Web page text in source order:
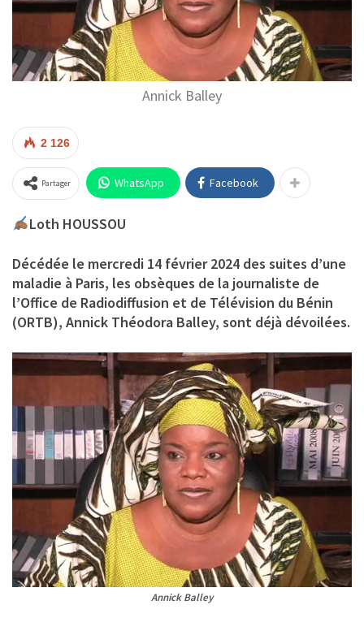
Annick Balley
2 126
Partager WhatsApp Facebook
Loth HOUSSOU
Décédée le mercredi 14 février 2024 des suites d’une
maladie à Paris, les obsèques de la journaliste de
l’Office de Radiodiffusion et de Télévision du Bénin
(ORTB), Annick Théodora Balley, sont déjà dévoilées.
Annick Balley